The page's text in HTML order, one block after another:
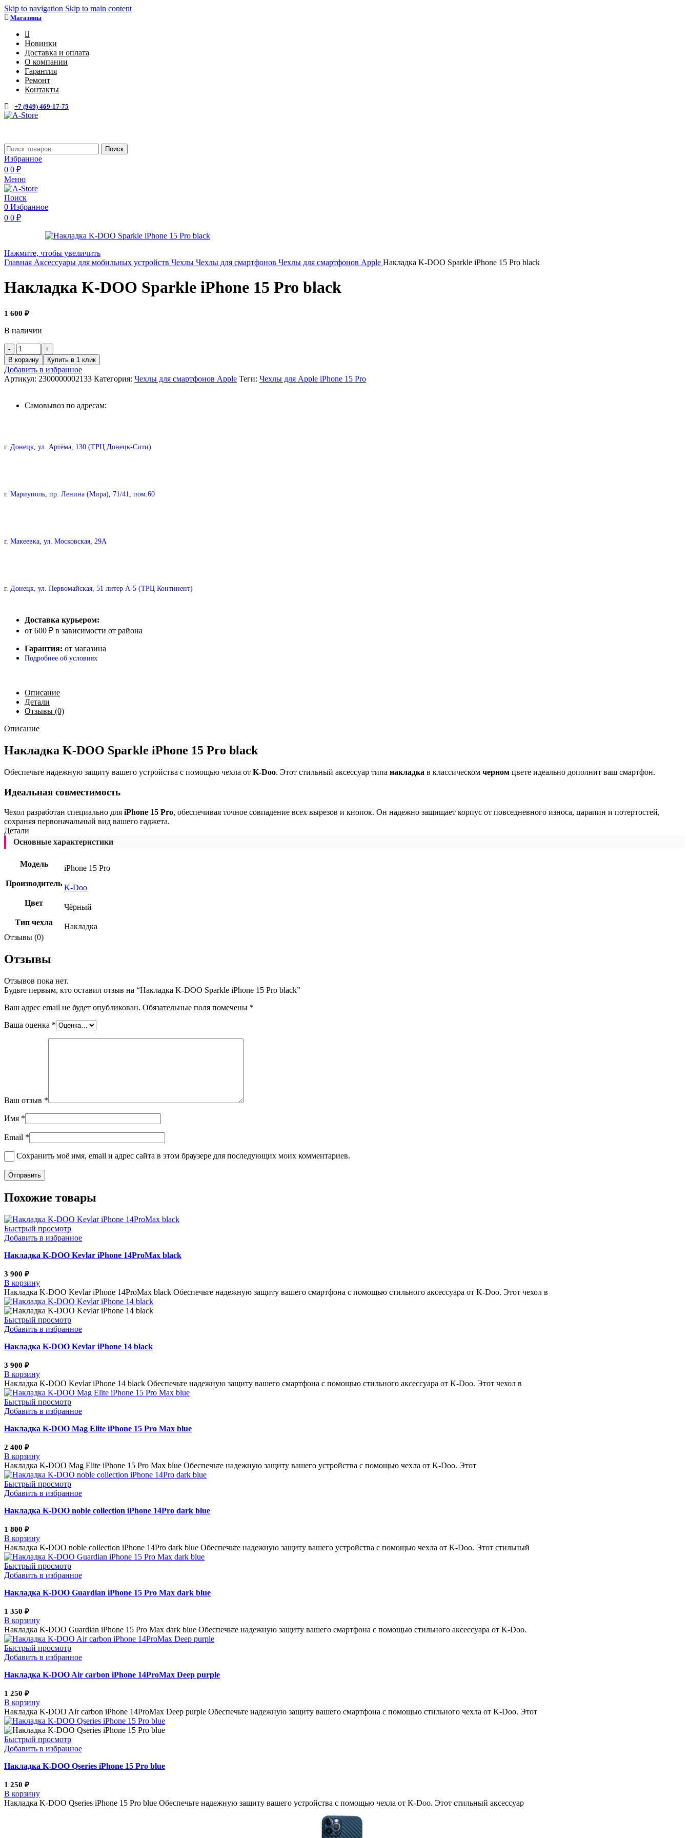
Skip to navigation Skip to main content
Магазины
Новинки
Доставка и оплата
О компании
Гарантия
Ремонт
Контакты
+7 (949) 469-17-75
Поиск
Избранное
0 0 ₽
Меню
Поиск
0 Избранное
0 0 ₽
Нажмите, чтобы увеличить
Главная Аксессуары для мобильных устройств Чехлы Чехлы для смартфонов Чехлы для смартфонов Apple Накладка K-DOO Sparkle iPhone 15 Pro black
Накладка K-DOO Sparkle iPhone 15 Pro black
1 600 ₽
В наличии
В корзину Купить в 1 клик
Добавить в избранное
Артикул: 2300000002133 Категория: Чехлы для смартфонов Apple Теги: Чехлы для Apple iPhone 15 Pro
Самовывоз по адресам:
г. Донецк, ул. Артёма, 130 (ТРЦ Донецк-Сити)
г. Мариуполь, пр. Ленина (Мира), 71/41, пом.60
г. Макеевка, ул. Московская, 29А
г. Донецк, ул. Первомайская, 51 литер А-5 (ТРЦ Континент)
Доставка курьером:
от 600 ₽ в зависимости от района
Гарантия: от магазина
Подробнее об условиях
Описание
Детали
Отзывы (0)
Описание
Накладка K-DOO Sparkle iPhone 15 Pro black
Обеспечьте надежную защиту вашего устройства с помощью чехла от K-Doo. Этот стильный аксессуар типа накладка в классическом черном цвете идеально дополнит ваш смартфон.
Идеальная совместимость
Чехол разработан специально для iPhone 15 Pro, обеспечивая точное совпадение всех вырезов и кнопок. Он надежно защищает корпус от повседневного износа, царапин и потертостей,
сохраняя первоначальный вид вашего гаджета.
Детали
Основные характеристики
Модель
iPhone 15 Pro
Производитель K-Doo
Цвет
Чёрный
Тип чехла
Накладка
Отзывы (0)
Отзывы
Отзывов пока нет.
Будьте первым, кто оставил отзыв на “Накладка K-DOO Sparkle iPhone 15 Pro black”
Ваш адрес email не будет опубликован. Обязательные поля помечены *
Ваша оценка *
Ваш отзыв *
Имя *
Email *
Сохранить моё имя, email и адрес сайта в этом браузере для последующих моих комментариев.
Похожие товары
Быстрый просмотр
Добавить в избранное
Накладка K-DOO Kevlar iPhone 14ProMax black
3 900 ₽
В корзину
Накладка K-DOO Kevlar iPhone 14ProMax black Обеспечьте надежную защиту вашего смартфона с помощью стильного аксессуара от K-Doo. Этот чехол в
Быстрый просмотр
Добавить в избранное
Накладка K-DOO Kevlar iPhone 14 black
3 900 ₽
В корзину
Накладка K-DOO Kevlar iPhone 14 black Обеспечьте надежную защиту вашего смартфона с помощью стильного аксессуара от K-Doo. Этот чехол в
Быстрый просмотр
Добавить в избранное
Накладка K-DOO Mag Elite iPhone 15 Pro Max blue
2 400 ₽
В корзину
Накладка K-DOO Mag Elite iPhone 15 Pro Max blue Обеспечьте надежную защиту вашего устройства с помощью чехла от K-Doo. Этот
Быстрый просмотр
Добавить в избранное
Накладка K-DOO noble collection iPhone 14Pro dark blue
1 800 ₽
В корзину
Накладка K-DOO noble collection iPhone 14Pro dark blue Обеспечьте надежную защиту вашего устройства с помощью чехла от K-Doo. Этот стильный
Быстрый просмотр
Добавить в избранное
Накладка K-DOO Guardian iPhone 15 Pro Max dark blue
1 350 ₽
В корзину
Накладка K-DOO Guardian iPhone 15 Pro Max dark blue Обеспечьте надежную защиту вашего смартфона с помощью стильного аксессуара от K-Doo.
Быстрый просмотр
Добавить в избранное
Накладка K-DOO Air carbon iPhone 14ProMax Deep purple
1 250 ₽
В корзину
Накладка K-DOO Air carbon iPhone 14ProMax Deep purple Обеспечьте надежную защиту вашего смартфона с помощью стильного чехла от K-Doo. Этот
Быстрый просмотр
Добавить в избранное
Накладка K-DOO Qseries iPhone 15 Pro blue
1 250 ₽
В корзину
Накладка K-DOO Qseries iPhone 15 Pro blue Обеспечьте надежную защиту вашего устройства с помощью чехла от K-Doo. Этот стильный аксессуар